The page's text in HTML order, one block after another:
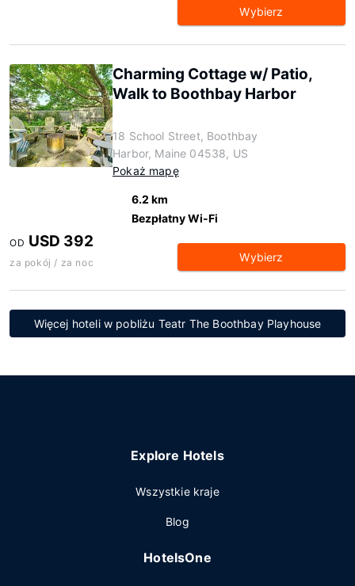
Wybierz
Charming Cottage w/ Patio,
Walk to Boothbay Harbor
18 School Street, Boothbay
Harbor, Maine 04538, US
Pokaż mapę
6.2 km
Bezpłatny Wi-Fi
OD USD 392
za pokój / za noc Wybierz
Więcej hoteli w pobliżu Teatr The Boothbay Playhouse
Explore Hotels
Wszystkie kraje
Blog
HotelsOne